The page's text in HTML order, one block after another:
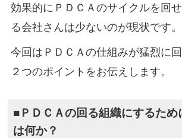
効果的にＰＤＣＡのサイクルを回
る会社さんは少ないのが現状です。
今回はＰＤＣＡの仕組みが猛烈に
２つのポイントをお伝えします。
■ＰＤＣＡの回る組織にするため
は何か？